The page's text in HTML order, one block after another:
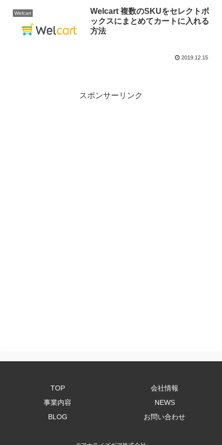
Welcart
Welcart 複数のSKUをセレクトボ
ックスにまとめてカートに入れる
方法
2019.12.15
スポンサーリンク
TOP
会社情報
事業内容
NEWS
BLOG
お問い合わせ